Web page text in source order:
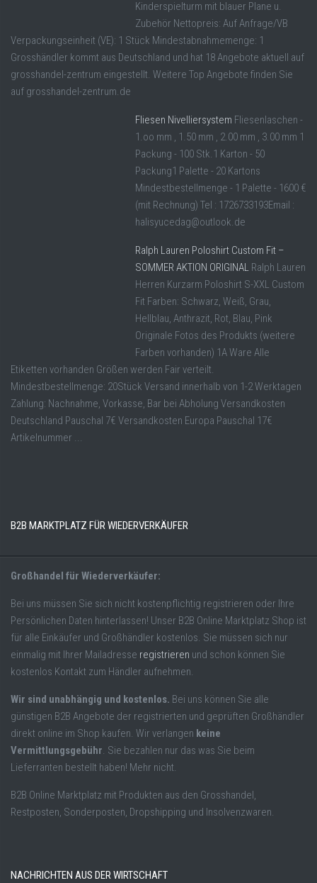
Kinderspielturm mit blauer Plane u.
Zubehör Nettopreis: Auf Anfrage/VB
Verpackungseinheit (VE): 1 Stück Mindestabnahmemenge: 1
Grosshändler kommt aus Deutschland und hat 18 Angebote aktuell auf
grosshandel-zentrum eingestellt. Weitere Top Angebote finden Sie
auf grosshandel-zentrum.de
Fliesen Nivelliersystem Fliesenlaschen -
1.oo mm , 1.50 mm , 2.00 mm , 3.00 mm 1
Packung - 100 Stk.1 Karton - 50
Packung1 Palette - 20 Kartons
Mindestbestellmenge - 1 Palette - 1600 €
(mit Rechnung) Tel : 1726733193Email :
halisyucedag@outlook.de
Ralph Lauren Poloshirt Custom Fit –
SOMMER AKTION ORIGINAL Ralph Lauren
Herren Kurzarm Poloshirt S-XXL Custom
Fit Farben: Schwarz, Weiß, Grau,
Hellblau, Anthrazit, Rot, Blau, Pink
Originale Fotos des Produkts (weitere
Farben vorhanden) 1A Ware Alle
Etiketten vorhanden Größen werden Fair verteilt.
Mindestbestellmenge: 20Stück Versand innerhalb von 1-2 Werktagen
Zahlung: Nachnahme, Vorkasse, Bar bei Abholung Versandkosten
Deutschland Pauschal 7€ Versandkosten Europa Pauschal 17€
Artikelnummer ...
B2B MARKTPLATZ FÜR WIEDERVERKÄUFER
Großhandel für Wiederverkäufer:
Bei uns müssen Sie sich nicht kostenpflichtig registrieren oder Ihre
Persönlichen Daten hinterlassen! Unser B2B Online Marktplatz Shop ist
für alle Einkäufer und Großhändler kostenlos. Sie müssen sich nur
einmalig mit Ihrer Mailadresse registrieren und schon können Sie
kostenlos Kontakt zum Händler aufnehmen.
Wir sind unabhängig und kostenlos. Bei uns können Sie alle
günstigen B2B Angebote der registrierten und geprüften Großhändler
direkt online im Shop kaufen. Wir verlangen keine
Vermittlungsgebühr. Sie bezahlen nur das was Sie beim
Lieferranten bestellt haben! Mehr nicht.
B2B Online Marktplatz mit Produkten aus den Grosshandel,
Restposten, Sonderposten, Dropshipping und Insolvenzwaren.
NACHRICHTEN AUS DER WIRTSCHAFT